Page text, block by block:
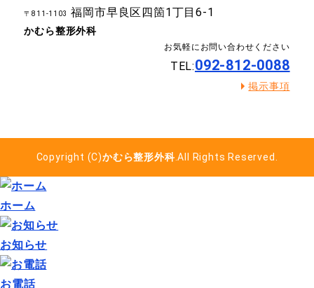
〒811-1103 福岡市早良区四箇1丁目6-1
かむら整形外科
お気軽にお問い合わせください
TEL:092-812-0088
掲示事項
Copyright (C)かむら整形外科 .All Rights Reserved.
ホーム
お知らせ
お電話